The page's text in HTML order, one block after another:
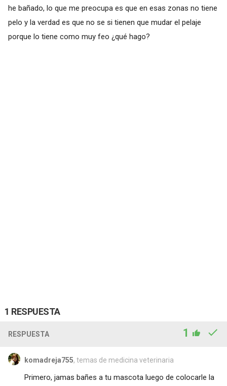
he bañado, lo que me preocupa es que en esas zonas no tiene
pelo y la verdad es que no se si tienen que mudar el pelaje
porque lo tiene como muy feo ¿qué hago?
1 RESPUESTA
RESPUESTA 1
komadreja755, temas de medicina veterinaria
Primero, jamas bañes a tu mascota luego de colocarle la